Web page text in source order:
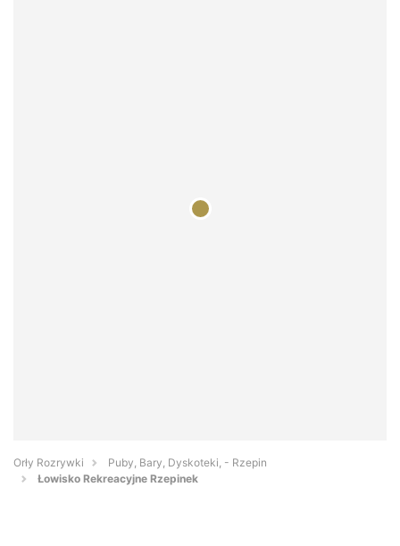
Orły Rozrywki
Puby, Bary, Dyskoteki, - Rzepin
Łowisko Rekreacyjne Rzepinek